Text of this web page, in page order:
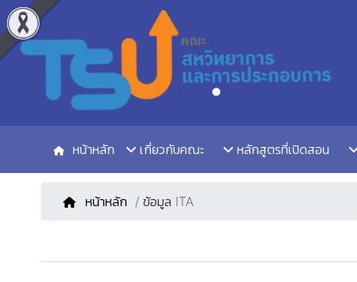
หน้าหลัก เกี่ยวกับคณะ หลักสูตรที่เปิดสอน
หน้าหลัก / ข้อมูล ITA